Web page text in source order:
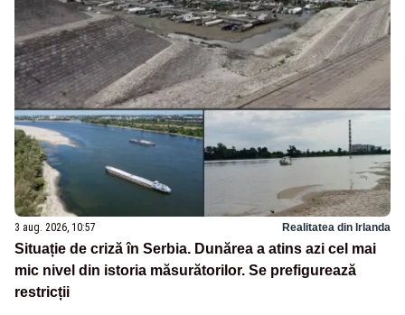
3 aug. 2026, 10:57 Realitatea din Irlanda
Situație de criză în Serbia. Dunărea a atins azi cel mai
mic nivel din istoria măsurătorilor. Se prefigurează
restricții